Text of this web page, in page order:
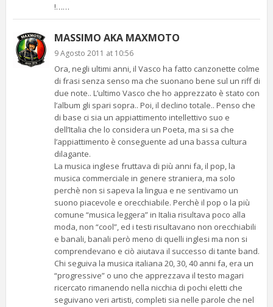
!……
MASSIMO AKA MAXMOTO
9 Agosto 2011 at 10:56
Ora, negli ultimi anni, il Vasco ha fatto canzonette colme
di frasi senza senso ma che suonano bene sul un riff di
due note.. L’ultimo Vasco che ho apprezzato è stato con
l’album gli spari sopra.. Poi, il declino totale.. Penso che
di base ci sia un appiattimento intellettivo suo e
dell’Italia che lo considera un Poeta, ma si sa che
l’appiattimento è conseguente ad una bassa cultura
dilagante.
La musica inglese fruttava di più anni fa, il pop, la
musica commerciale in genere straniera, ma solo
perchè non si sapeva la lingua e ne sentivamo un
suono piacevole e orecchiabile. Perchè il pop o la più
comune “musica leggera” in Italia risultava poco alla
moda, non “cool”, ed i testi risultavano non orecchiabili
e banali, banali però meno di quelli inglesi ma non si
comprendevano e ciò aiutava il successo di tante band.
Chi seguiva la musica italiana 20, 30, 40 anni fa, era un
“progressive” o uno che apprezzava il testo magari
ricercato rimanendo nella nicchia di pochi eletti che
seguivano veri artisti, completi sia nelle parole che nel